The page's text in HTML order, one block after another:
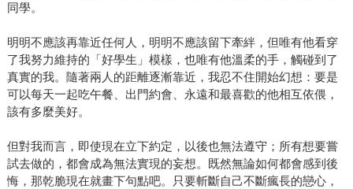
同學。
明明不應該再靠近任何人，明明不應該留下牽絆，但唯有他看穿
了我努力維持的「好學生」模樣，也唯有他溫柔的手，觸碰到了
真實的我。隨著兩人的距離逐漸靠近，我忍不住開始幻想：要是
可以每天一起吃午餐、出門約會、永遠和最喜歡的他相互依偎，
該有多麼美好。
但對我而言，即使現在立下約定，以後也無法遵守；所有想要嘗
試去做的，都會成為無法實現的妄想。既然無論如何都會感到後
悔，那乾脆現在就畫下句點吧。只要斬斷自己不斷瘋長的戀心，